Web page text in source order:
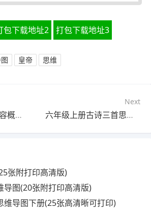
包下载地址2 打包下载地址3
皇帝 思维
活着的思维导图内容概括(24张高清晰可打印)
Next
六年级上册古诗三首思维导图(24张附下载)
张附打印高清版)
导图(20张附打印高清版)
维导图下册(25张高清晰可打印)